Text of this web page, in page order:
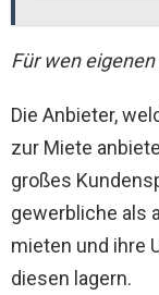
Für wen
Die Anbieter,
zur Miete
großes
gewerbliche als
mieten und ihre
diesen lagern.